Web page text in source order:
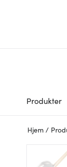
Produkter
Hjem /